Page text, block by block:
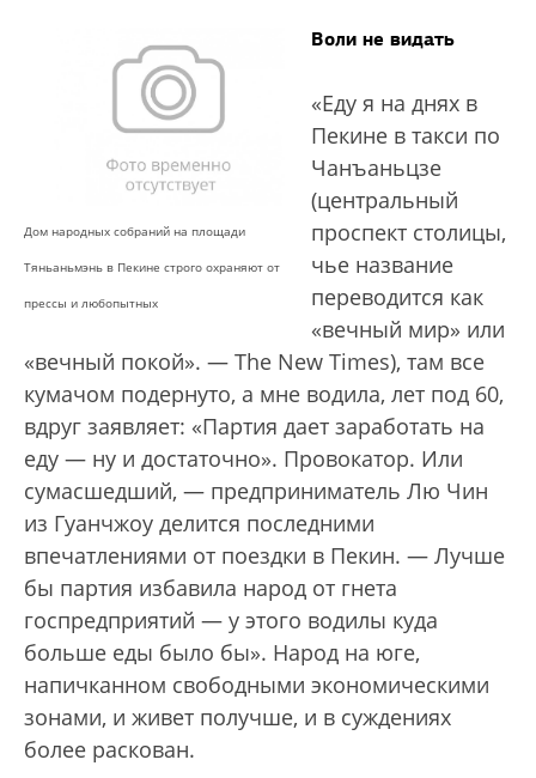
Дом народных собраний на площади
Тяньаньмэнь в Пекине строго охраняют от
прессы и любопытных
Воли не видать
«Еду я на днях в
Пекине в такси по
Чанъаньцзе
(центральный
проспект столицы,
чье название
переводится как
«вечный мир» или
«вечный покой». — The New Timеs), там все
кумачом подернуто, а мне водила, лет под 60,
вдруг заявляет: «Партия дает заработать на
еду — ну и достаточно». Провокатор. Или
сумасшедший, — предприниматель Лю Чин
из Гуанчжоу делится последними
впечатлениями от поездки в Пекин. — Лучше
бы партия избавила народ от гнета
госпредприятий — у этого водилы куда
больше еды было бы». Народ на юге,
напичканном свободными экономическими
зонами, и живет получше, и в суждениях
более раскован.